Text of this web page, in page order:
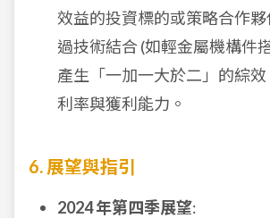
效益的投資標的或策略合作
過技術結合 (如輕金屬機構件
產生「一加一大於二」的綜
利率與獲利能力。
6. 展望與指引
2024 年第四季展望: